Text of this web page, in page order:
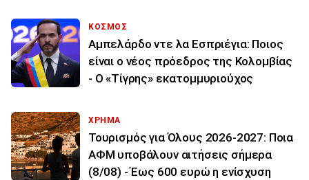
ΚΟΣΜΟΣ
Αμπελάρδο ντε λα Εσπριέγια: Ποιος
είναι ο νέος πρόεδρος της Κολομβίας
- Ο «Τίγρης» εκατομμυριούχος
ΧΡΗΜΑ
Τουρισμός για Όλους 2026-2027: Ποια
ΑΦΜ υποβάλουν αιτήσεις σήμερα
(8/08) - Έως 600 ευρώ η ενίσχυση